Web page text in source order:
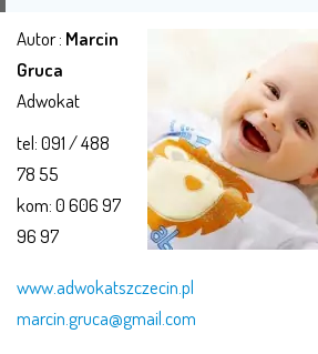
Autor : Marcin
Gruca
Adwokat
tel: 091 / 488
78 55
kom: 0 606 97
96 97
www.adwokatszczecin.pl
marcin.gruca@gmail.com